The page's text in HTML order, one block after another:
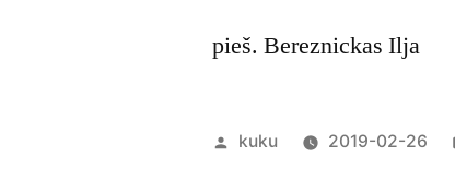
pieš. Bereznickas Ilja
Posted
kuku 2019-02-26